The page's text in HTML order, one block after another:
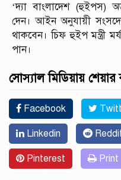
‘দ্যা বাংলাদেশ (হুইপস)
দেন। আইন অনুযায়ী
থাকবেন। চিফ হুইপ মন্ত্রী
পান।
সোস্যাল মিডিয়ায়
Facebook
Linkedin
Pinterest Print